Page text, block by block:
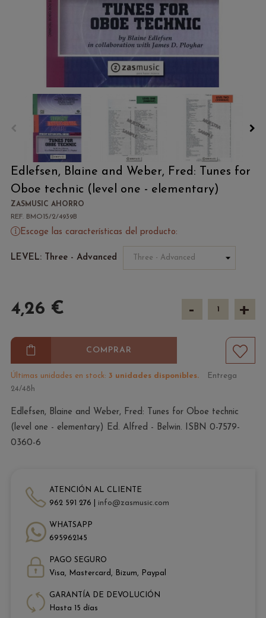
Edlefsen, Blaine and Weber, Fred: Tunes for
Oboe technic (level one - elementary)
ZASMUSIC AHORRO
REF. BMO15/2/4939B
Escoge las características del producto:
LEVEL: Three - Advanced
4,26 € - +
COMPRAR
Últimas unidades en stock: 3 unidades disponibles.
Entrega
24/48h
Edlefsen, Blaine and Weber, Fred: Tunes for Oboe technic
(level one - elementary) Ed. Alfred - Belwin. ISBN 0-7579-
0360-6
ATENCIÓN AL CLIENTE
962 591 276 | info@zasmusic.com
WHATSAPP
695962145
PAGO SEGURO
Visa, Mastercard, Bizum, Paypal
GARANTÍA DE DEVOLUCIÓN
Hasta 15 días